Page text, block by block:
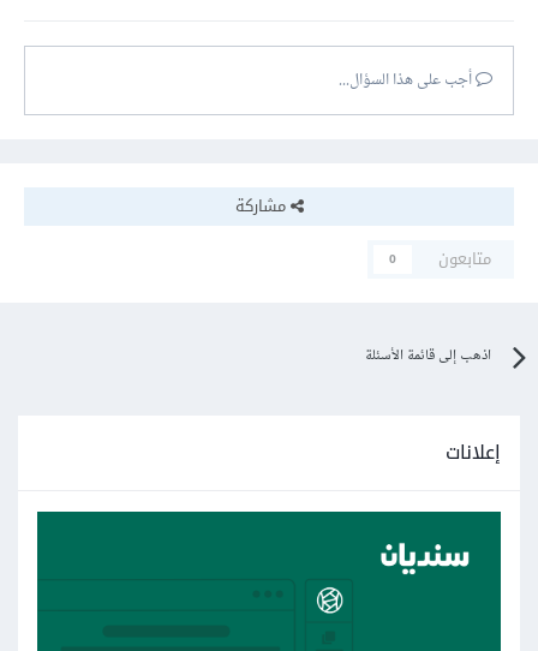
أجب على هذا السؤال...
مشاركة
متابعون
0
اذهب إلى قائمة الأسئلة
إعلانات